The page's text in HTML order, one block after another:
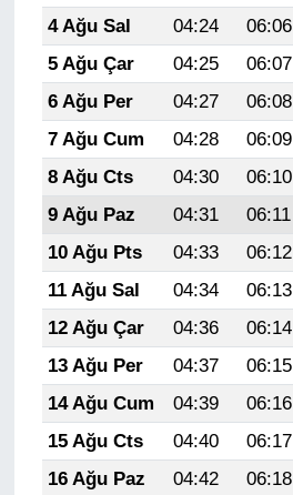
4 Ağu Sal
04:24 06:06
5 Ağu Çar
04:25 06:07
6 Ağu Per
04:27 06:08
7 Ağu Cum
04:28 06:09
8 Ağu Cts
04:30 06:10
9 Ağu Paz
04:31 06:11
10 Ağu Pts
04:33 06:12
11 Ağu Sal
04:34 06:13
12 Ağu Çar
04:36 06:14
13 Ağu Per
04:37 06:15
14 Ağu Cum
04:39 06:16
15 Ağu Cts
04:40 06:17
16 Ağu Paz
04:42 06:18